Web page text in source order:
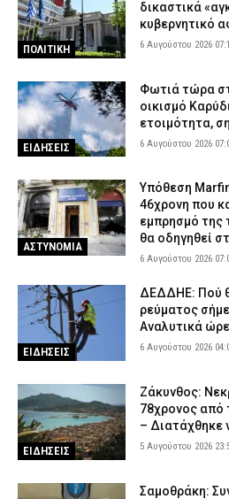
Βουλιαγμένης – Συνελήφθη η οδηγός
ΑΣΤΥΝΟΜΙΑ 5 Αυγούστου 2026 18:18
Κέρκυρα: Χειροπέδες σε δύο
ΑΣΤΥΝΟΜΙΑ 5 Αυγούστου 2026 18:06
Εποχικοί Πυροσβέστες προς Τουρνά:
άδειες;»
Οινόη – Χαλκίδα: Διακοπή
φωτιάς – Τι ανακοίνωσε η Hellenic
ΕΙΔΗΣΕΙΣ 5 Αυγούστου 2026 17:42
ΠΟΛΙΤΙΚΗ
δικαστικά
κυβερνητικό
6 Αυγούστου 2026
ΕΙΔΗΣΕΙΣ
Φωτιά τώρα
οικισμό
ετοιμότητα,
6 Αυγούστου 2026
ΑΣΤΥΝΟΜΙΑ
Υπόθεση
46χρονη που
εμπρησμό της
θα οδηγηθεί
6 Αυγούστου 2026
ΕΙΔΗΣΕΙΣ
ΔΕΔΔΗΕ: Πού
ρεύματος
Αναλυτικά
6 Αυγούστου 2026
ΕΙΔΗΣΕΙΣ
Ζάκυνθος:
78χρονος από
– Διατάχθηκε
5 Αυγούστου 2026
Σαμοθράκη: